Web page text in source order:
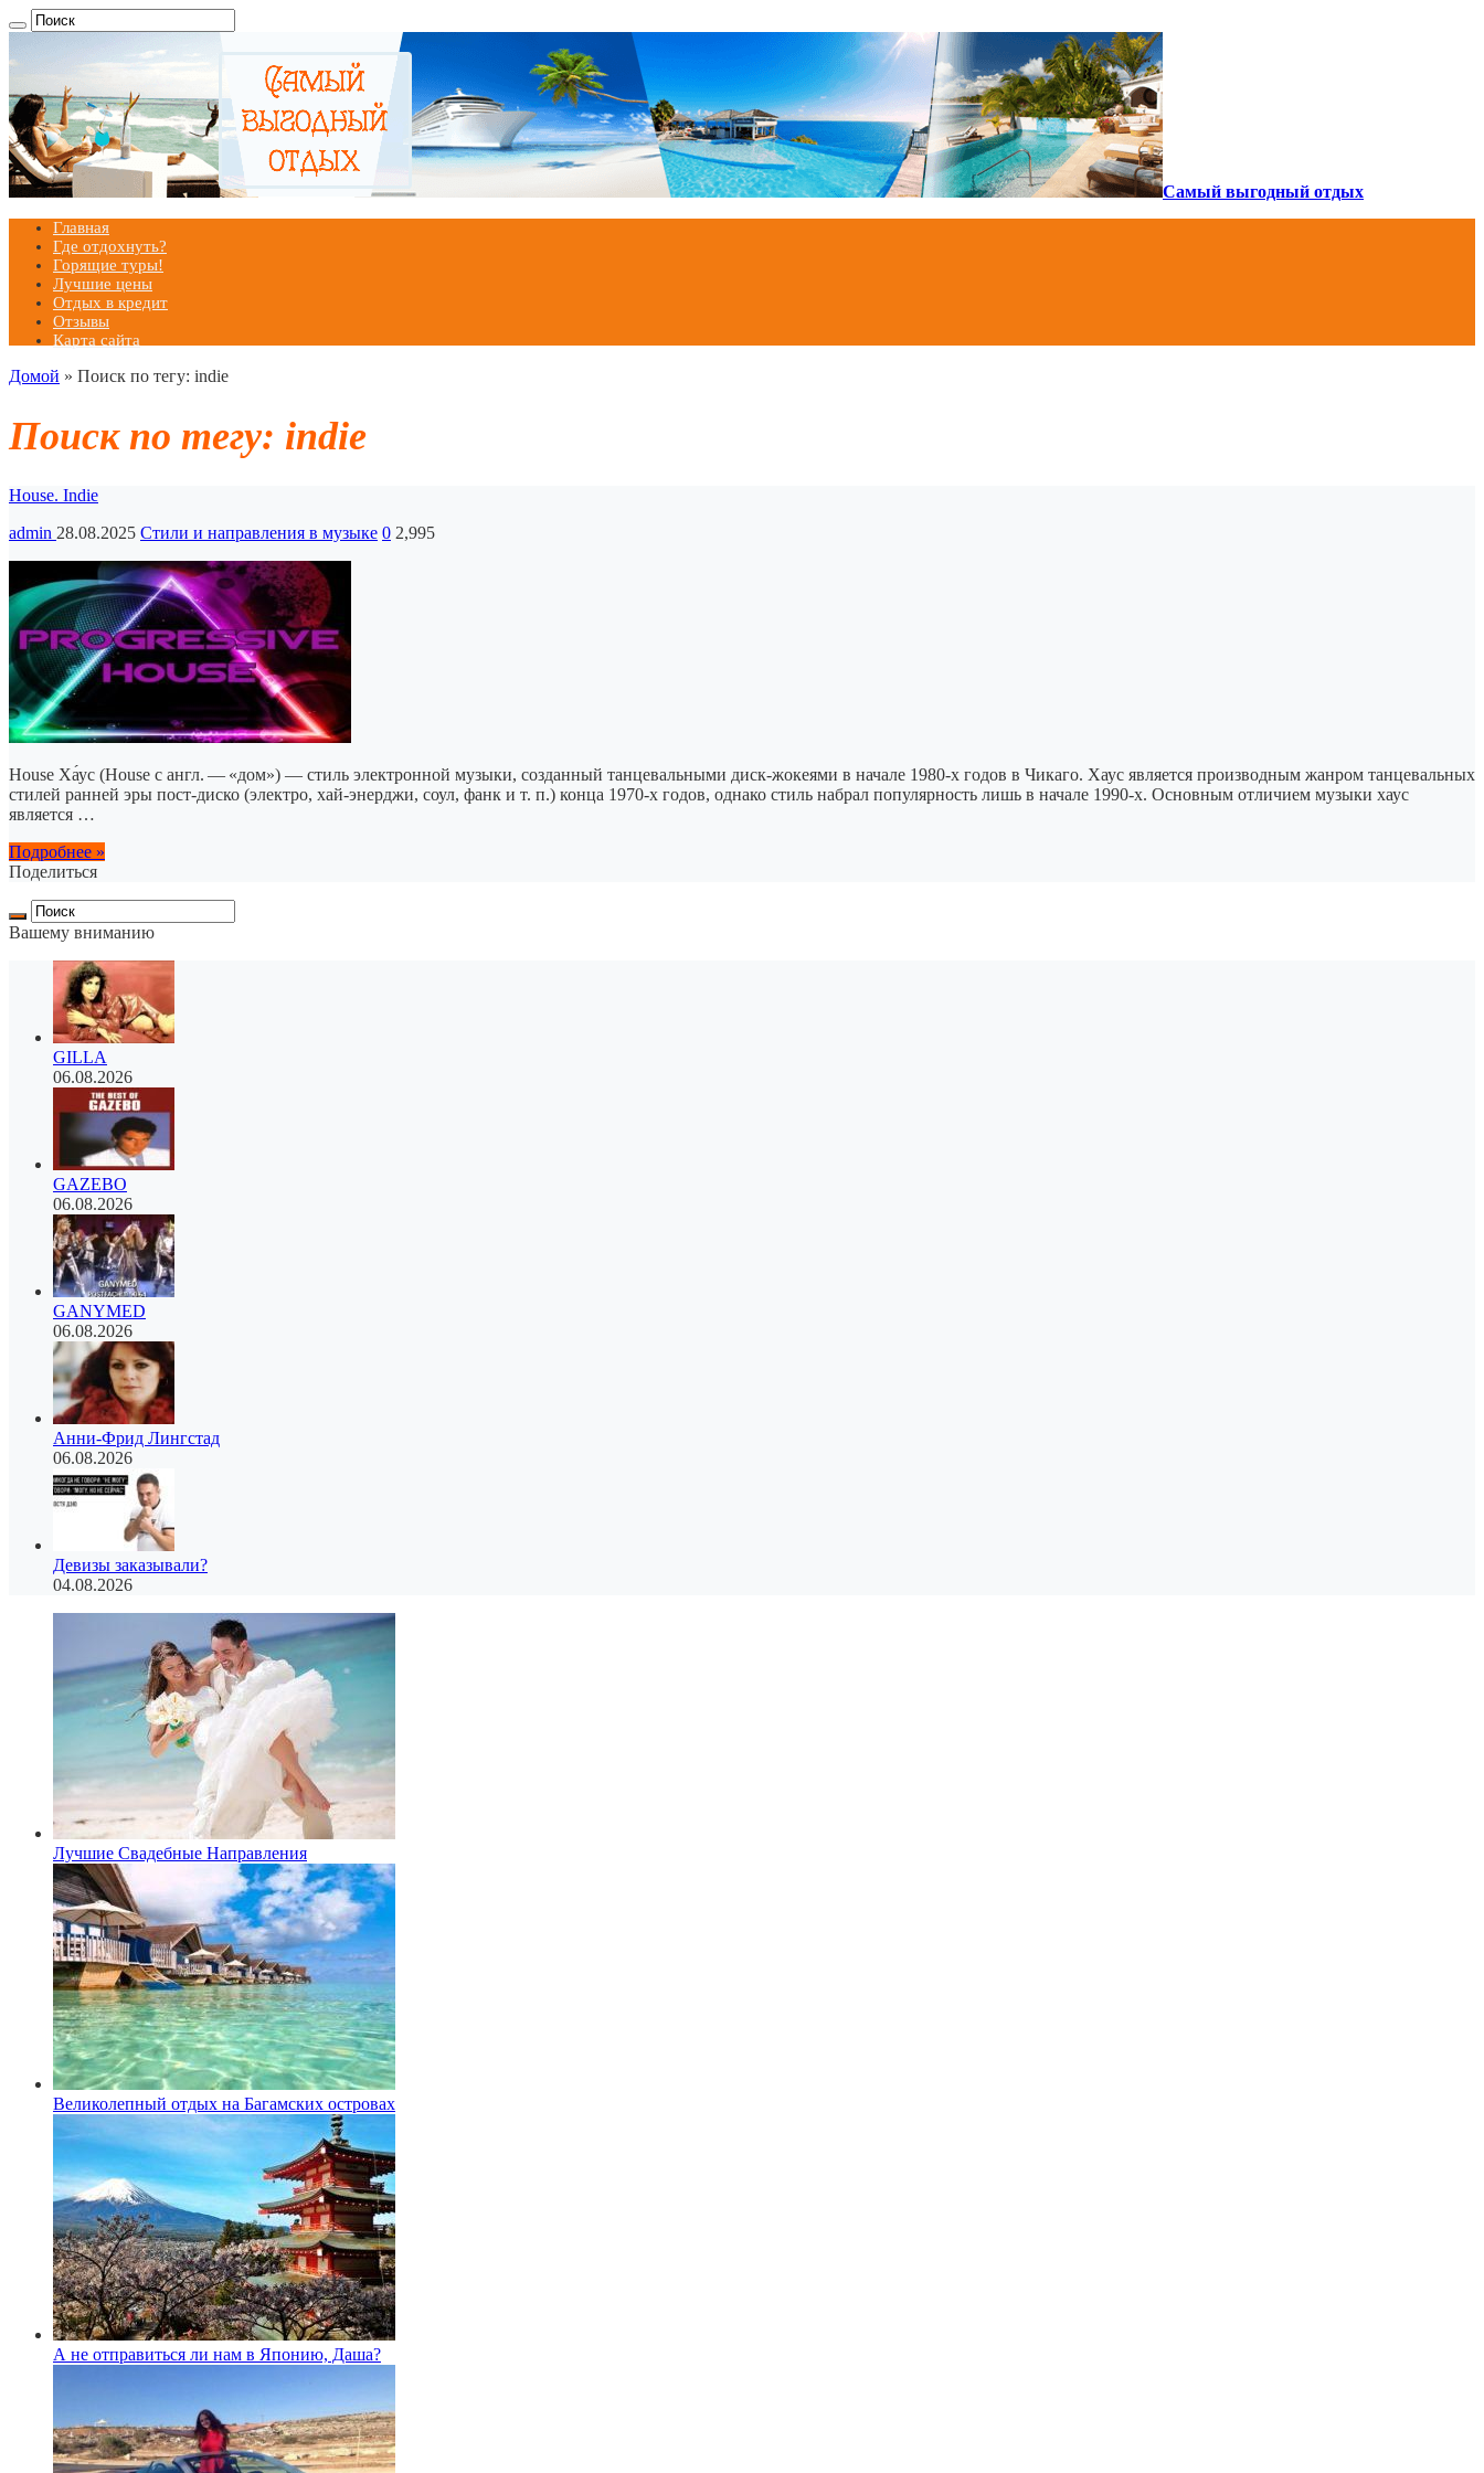
Самый выгодный отдых
Главная
Где отдохнуть?
Горящие туры!
Лучшие цены
Отдых в кредит
Отзывы
Карта сайта
Домой » Поиск по тегу: indie
Поиск по тегу: indie
House. Indie
admin 28.08.2025 Стили и направления в музыке 0 2,995
House Ха́ус (House с англ. — «дом») — стиль электронной музыки, созданный танцевальными диск-жокеями в начале 1980-х годов в Чикаго. Хаус является производным жанром танцевальных
стилей ранней эры пост-диско (электро, хай-энерджи, соул, фанк и т. п.) конца 1970-х годов, однако стиль набрал популярность лишь в начале 1990-х. Основным отличием музыки хаус
является …
Подробнее »
Поделиться
Вашему вниманию
GILLA
06.08.2026
GAZEBO
06.08.2026
GANYMED
06.08.2026
Анни-Фрид Лингстад
06.08.2026
Девизы заказывали?
04.08.2026
Лучшие Свадебные Направления
Великолепный отдых на Багамских островах
А не отправиться ли нам в Японию, Даша?